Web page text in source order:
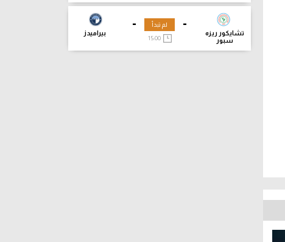
-
تشايكور ريزه
سبور
-
بيراميدز
لم تبدأ
15:00